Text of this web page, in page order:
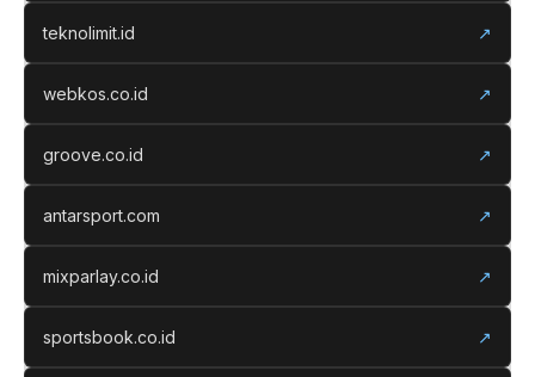
teknolimit.id ↗
webkos.co.id ↗
groove.co.id ↗
antarsport.com ↗
mixparlay.co.id ↗
sportsbook.co.id ↗